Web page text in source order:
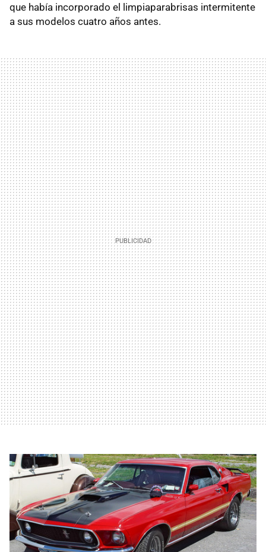
que había incorporado el limpiaparabrisas intermitente
a sus modelos cuatro años antes.